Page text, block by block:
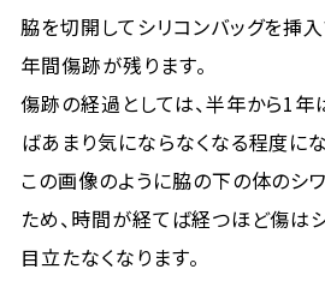
脇を切開してシリコンバッグを挿
年間傷跡が残ります。
傷跡の経過としては、半年から1年
ばあまり気にならなくなる程度にな
この画像のように脇の下の体のシ
ため、時間が経てば経つほど傷は
目立たなくなります。